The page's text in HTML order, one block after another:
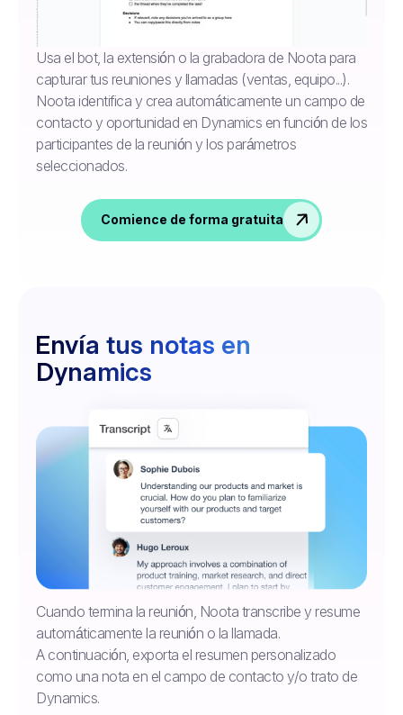
Usa el bot, la extensión o la grabadora de Noota para
capturar tus reuniones y llamadas (ventas, equipo...).
Noota identifica y crea automáticamente un campo de
contacto y oportunidad en Dynamics en función de los
participantes de la reunión y los parámetros
seleccionados.
Comience de forma gratuita
Envía tus notas en
Dynamics
Cuando termina la reunión, Noota transcribe y resume
automáticamente la reunión o la llamada.
A continuación, exporta el resumen personalizado
como una nota en el campo de contacto y/o trato de
Dynamics.